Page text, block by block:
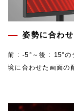
姿勢に合わ
前 : -5°～後 : 15°の
境に合わせた画面の